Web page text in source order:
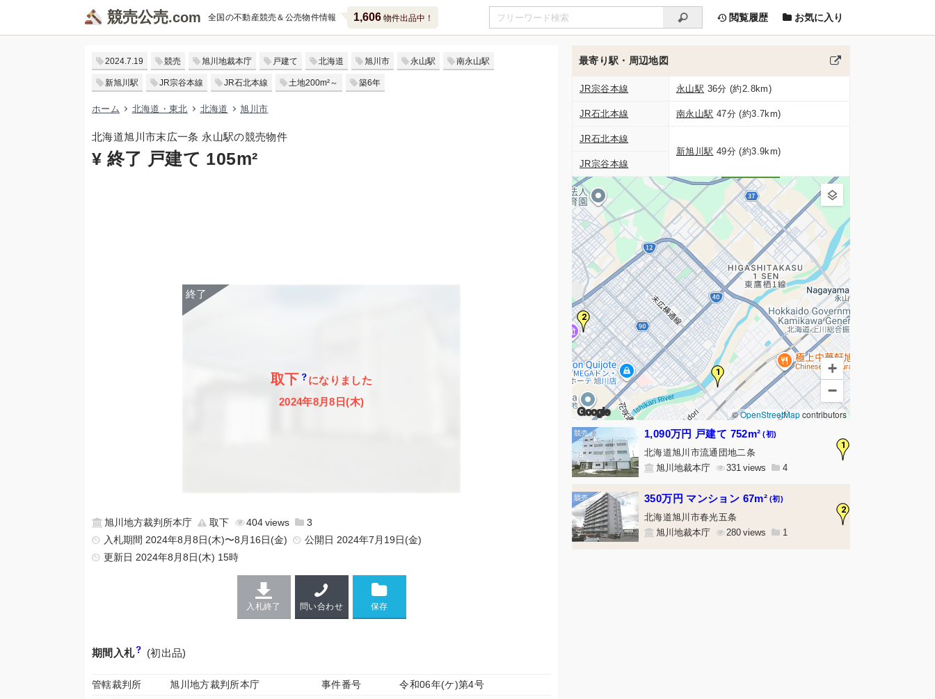
競売公売 全国の不動産競売＆公売物件情報 1,606物件出品中！ 閲覧履歴 お気に入り
2024.7.19 競売 旭川地裁本庁 戸建て 北海道 旭川市 永山駅 南永山駅
新旭川駅 JR宗谷本線 JR石北本線 土地200m²～ 築6年
ホーム 北海道・東北 北海道 旭川市
北海道旭川市末広一条 永山駅の競売物件
¥ 終了 戸建て 105m²
取下
になりました
2024年8月8日(木)
旭川地方裁判所本庁 取下 404
3
入札期間 2024年8月8日(木)〜8月16日(金)
公開日 2024年7月19日(金)
更新日 2024年8月8日(木) 15時
入札終了 問い合わせ
期間入札 (初出品)
管轄裁判所 旭川地方裁判所本庁 事件番号
令和06年(ケ)第4号
最寄り駅・周辺地図
JR宗谷本線 永山駅 36分 (約2.8km)
JR石北本線 南永山駅 47分 (約3.7km)
JR石北本線
新旭川駅 49分 (約3.9km)
JR宗谷本線
1
2
Google
+
−
©OpenStreetMapcontributors
1
1,090万円 戸建て 752m² (初)
北海道旭川市流通団地二条
旭川地裁本庁
331 4
2
350万円 マンション 67m² (初)
北海道旭川市春光五条
旭川地裁本庁
280 1